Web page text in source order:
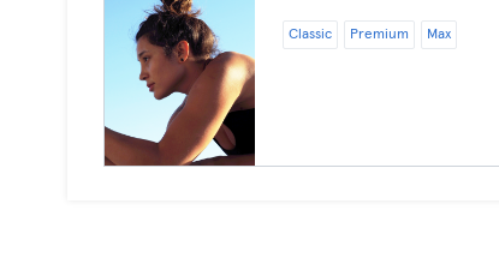
Classic Premium Max